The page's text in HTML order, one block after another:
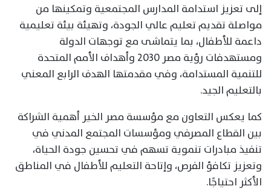
إلى تعزيز استدامة المدارس المجتمعية وتمكينها من
مواصلة تقديم تعليم عالي الجودة، وتهيئة بيئة تعليمية
داعمة للأطفال، بما يتماشى مع توجهات الدولة
ومستهدفات رؤية مصر 2030 وأهداف الأمم المتحدة
للتنمية المستدامة، وفي مقدمتها الهدف الرابع المعني
بالتعليم الجيد.
كما يعكس التعاون مع مؤسسة مصر الخير أهمية الشراكة
بين القطاع المصرفي ومؤسسات المجتمع المدني في
تنفيذ مبادرات تنموية تسهم في تحسين جودة الحياة،
وتعزيز تكافؤ الفرص، وإتاحة التعليم للأطفال في المناطق
الأكثر احتياجًا.